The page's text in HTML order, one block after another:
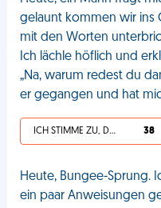
gelaunt kommen wir ins
mit den Worten
Ich lächle höflich und
„Na, warum redest du
er gegangen und hat
ICH STIMME ZU, DEIN LEBEN IST SCHEISSE 38
Heute, Bungee-Sprung.
ein paar Anweisungen